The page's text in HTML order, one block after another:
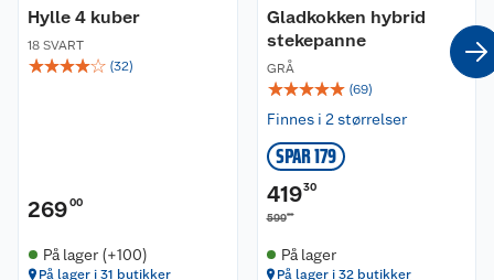
Hylle 4 kuber
18 SVART
☆☆☆☆☆ (32)
26900
På lager (+100)
På lager i 31 butikker
Gladkokken hybrid
stekepanne
GRÅ
☆☆☆☆☆ (69)
Finnes i 2 størrelser
SPAR 179
41930
59900
På lager
På lager i 32 butikker